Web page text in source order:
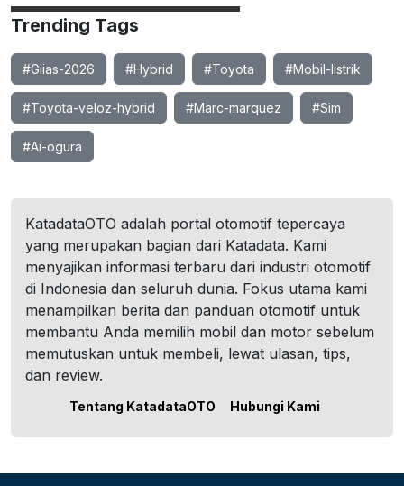
Trending Tags
#Giias-2026 #Hybrid #Toyota #Mobil-listrik
#Toyota-veloz-hybrid #Marc-marquez #Sim
#Ai-ogura
KatadataOTO adalah portal otomotif tepercaya
yang merupakan bagian dari Katadata. Kami
menyajikan informasi terbaru dari industri otomotif
di Indonesia dan seluruh dunia. Fokus utama kami
menampilkan berita dan panduan otomotif untuk
membantu Anda memilih mobil dan motor sebelum
memutuskan untuk membeli, lewat ulasan, tips,
dan review.
Tentang KatadataOTO Hubungi Kami